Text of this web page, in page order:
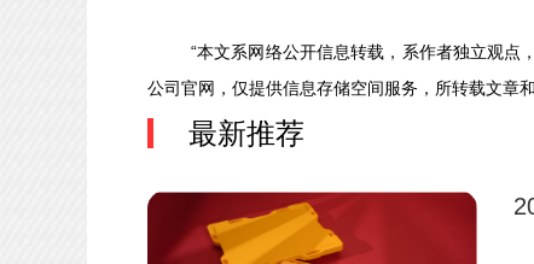
“本文系网络公开信息转载，系作者独立观
公司官网，仅提供信息存储空间服务，所转载文
最新推荐